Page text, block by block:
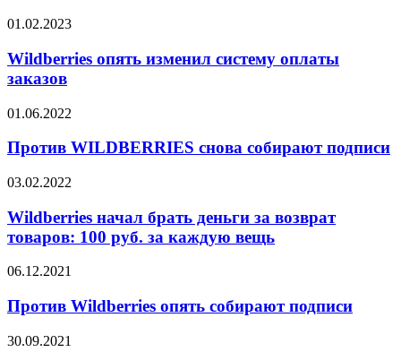
01.02.2023
Wildberries опять изменил систему оплаты
заказов
01.06.2022
Против WILDBERRIES снова собирают подписи
03.02.2022
Wildberries начал брать деньги за возврат
товаров: 100 руб. за каждую вещь
06.12.2021
Против Wildberries опять собирают подписи
30.09.2021